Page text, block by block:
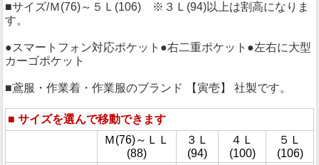
■サイズ/Ｍ(76)～５Ｌ(106) ※３Ｌ(94)以上は割高になりま
す。
●スマートフォン対応ポケット●右二重ポケット●左右に大型
カーゴポケット
■鳶服・作業着・作業服のブランド 【寅壱】 社製です。
■ サイズを選んで移動できます
Ｍ(76)～ＬＬ
(88)
３Ｌ
(94)
４Ｌ
(100)
５Ｌ
(106)